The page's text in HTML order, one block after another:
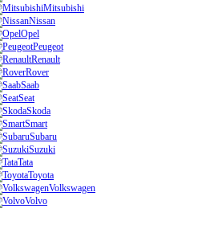
Mitsubishi
Nissan
Opel
Peugeot
Renault
Rover
Saab
Seat
Skoda
Smart
Subaru
Suzuki
Tata
Toyota
Volkswagen
Volvo